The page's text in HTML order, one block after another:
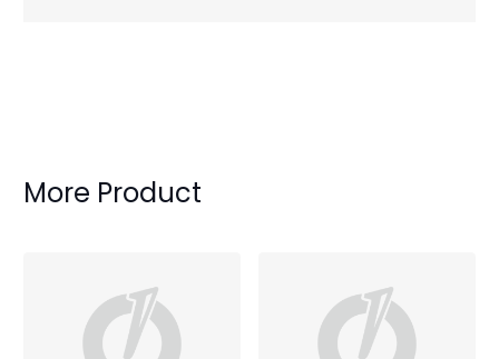
More Product